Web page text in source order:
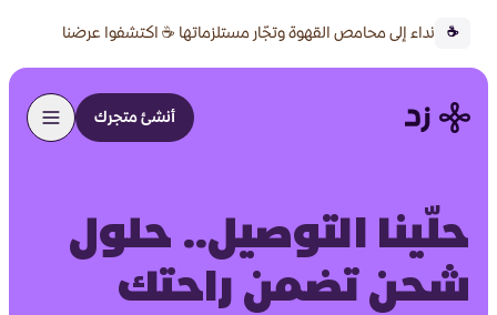
☕ نداء إلى محامص القهوة وتجّار مستلزماتها ☕ اكتشفوا عرضنا
الخاص 🔥
أنشئ متجرك
حلّينا التوصيل.. حلول
شحن تضمن راحتك